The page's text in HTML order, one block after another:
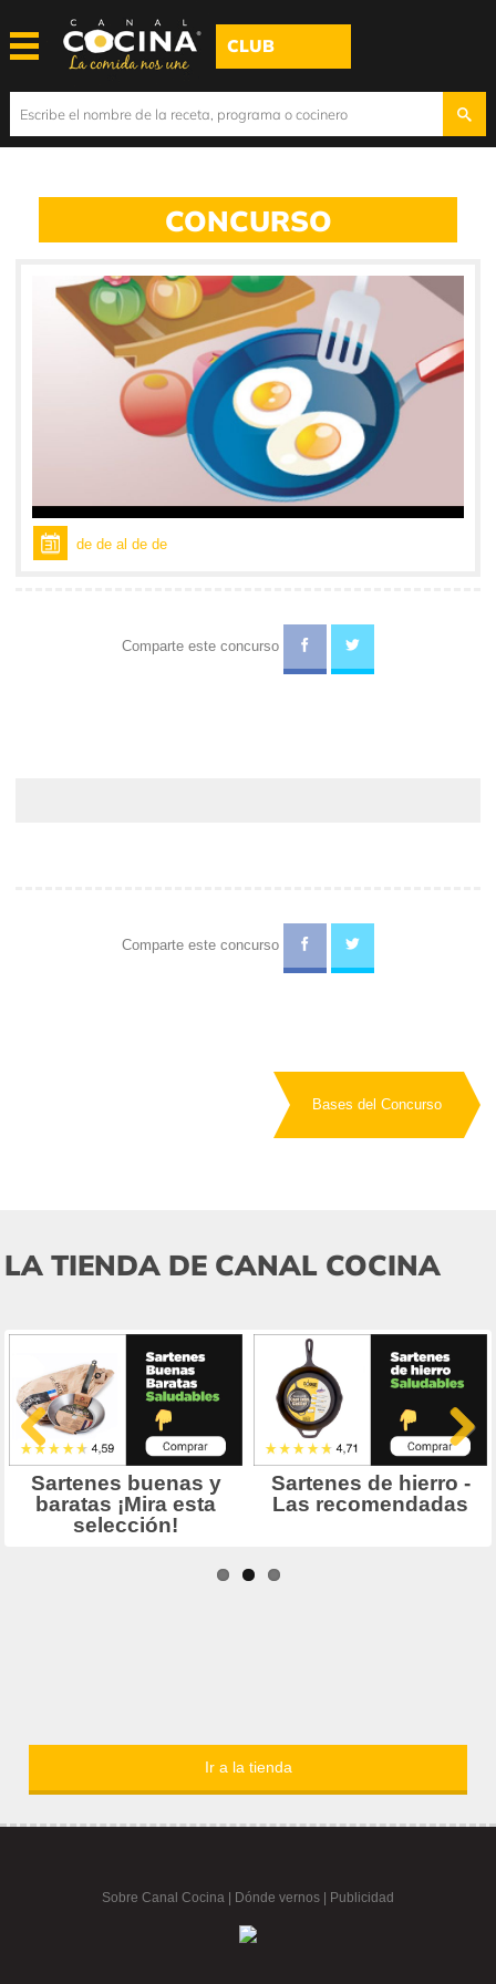
CLUB
CONCURSO
de de al de de
Comparte este concurso
Comparte este concurso
Bases del Concurso
LA TIENDA DE CANAL COCINA
Ir a la tienda
Sobre Canal Cocina Dónde vernos | Publicidad